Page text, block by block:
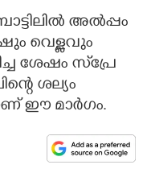
അൽപ്പം
വെള്ളവും
ശേഷം സ്‌പ്രേ
ശല്യം
ഈ മാർഗം.